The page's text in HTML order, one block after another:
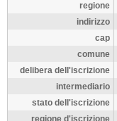
regione
indirizzo
cap
comune
delibera dell'iscrizione
intermediario
stato dell'iscrizione
regione d'iscrizione